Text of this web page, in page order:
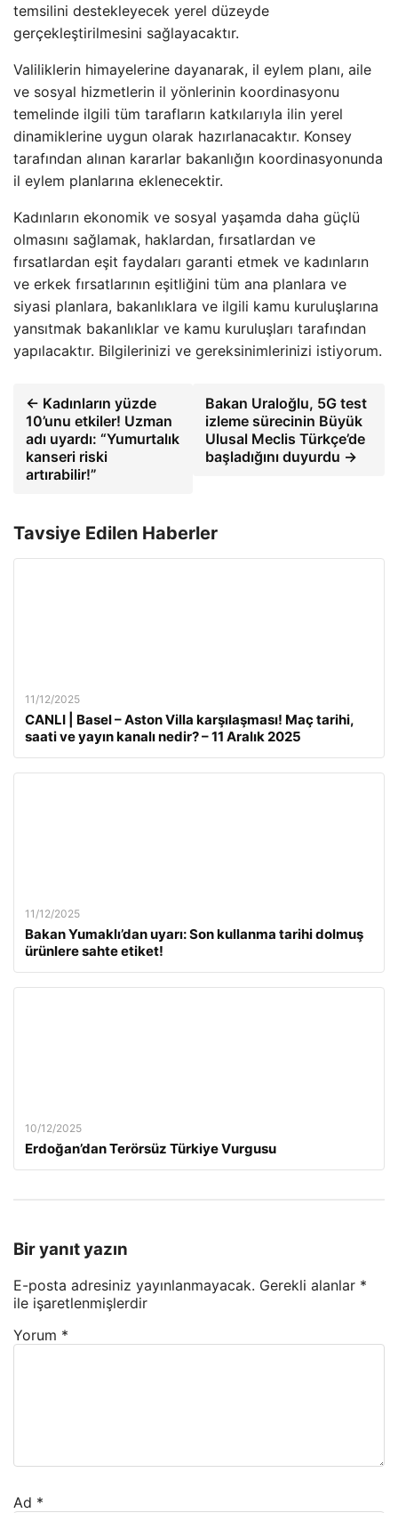
temsilini destekleyecek yerel düzeyde
gerçekleştirilmesini sağlayacaktır.
Valiliklerin himayelerine dayanarak, il eylem planı, aile
ve sosyal hizmetlerin il yönlerinin koordinasyonu
temelinde ilgili tüm tarafların katkılarıyla ilin yerel
dinamiklerine uygun olarak hazırlanacaktır. Konsey
tarafından alınan kararlar bakanlığın koordinasyonunda
il eylem planlarına eklenecektir.
Kadınların ekonomik ve sosyal yaşamda daha güçlü
olmasını sağlamak, haklardan, fırsatlardan ve
fırsatlardan eşit faydaları garanti etmek ve kadınların
ve erkek fırsatlarının eşitliğini tüm ana planlara ve
siyasi planlara, bakanlıklara ve ilgili kamu kuruluşlarına
yansıtmak bakanlıklar ve kamu kuruluşları tarafından
yapılacaktır. Bilgilerinizi ve gereksinimlerinizi istiyorum.
← Kadınların yüzde
10’unu etkiler! Uzman
adı uyardı: “Yumurtalık
kanseri riski
artırabilir!”
Bakan Uraloğlu, 5G test
izleme sürecinin Büyük
Ulusal Meclis Türkçe’de
başladığını duyurdu →
Tavsiye Edilen Haberler
11/12/2025
CANLI | Basel – Aston Villa karşılaşması! Maç tarihi,
saati ve yayın kanalı nedir? – 11 Aralık 2025
11/12/2025
Bakan Yumaklı’dan uyarı: Son kullanma tarihi dolmuş
ürünlere sahte etiket!
10/12/2025
Erdoğan’dan Terörsüz Türkiye Vurgusu
Bir yanıt yazın
E-posta adresiniz yayınlanmayacak. Gerekli alanlar *
ile işaretlenmişlerdir
Yorum *
Ad *